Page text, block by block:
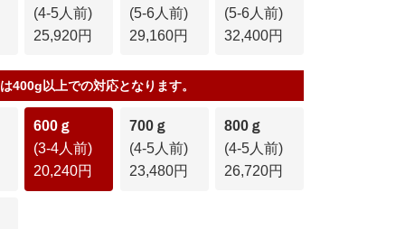
(4-5人前)
25,920円
(5-6人前)
29,160円
(5-6人前)
32,400円
400g以上での対応となります。
600ｇ
(3-4人前)
20,240円
700ｇ
(4-5人前)
23,480円
800ｇ
(4-5人前)
26,720円